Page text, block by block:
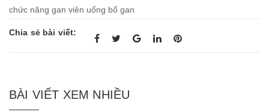
chức năng gan viên uống bổ gan
Chia sẻ bài viết:
BÀI VIẾT XEM NHIỀU